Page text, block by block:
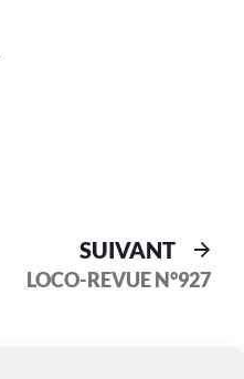
SUIVANT
LOCO-REVUE N°927